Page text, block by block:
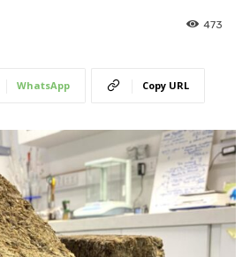
473
WhatsApp Copy URL